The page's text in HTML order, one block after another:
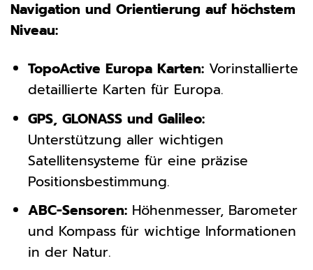
Navigation und Orientierung auf höchstem
Niveau:
TopoActive Europa Karten:Vorinstallierte
detaillierte Karten für Europa.
GPS, GLONASS und Galileo:
Unterstützung aller wichtigen
Satellitensysteme für eine präzise
Positionsbestimmung.
ABC-Sensoren:Höhenmesser, Barometer
und Kompass für wichtige Informationen
in der Natur.